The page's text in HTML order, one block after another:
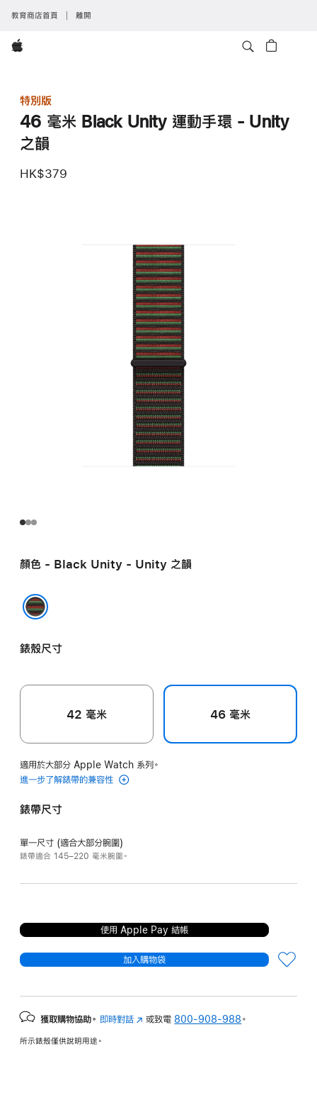
教育商店首頁 離開
Apple
特別版
46 毫米 Black Unity 運動手環 - Unity
之韻
HK$379
顏色 - Black Unity - Unity 之韻
錶殼尺寸
42 毫米 46 毫米
適用於大部分 Apple Watch 系列。
進一步了解錶帶的兼容性
錶帶尺寸
單一尺寸 (適合大部分腕圍)
錶帶適合 145–220 毫米腕圍。
使用 Apple Pay 結帳
加入購物袋
獲取購物協助。 即時對話 (以 或致電 800-908-988 。
所示錶殼僅供說明用途。